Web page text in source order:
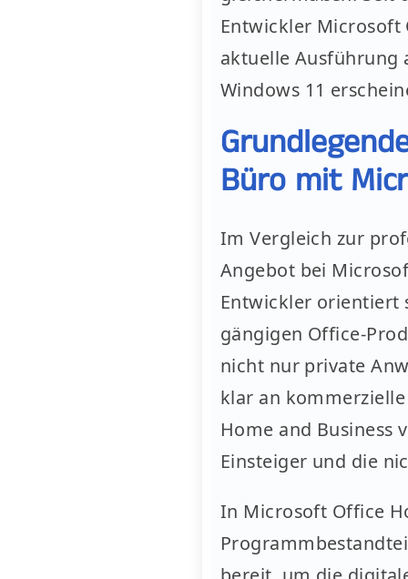
Entwickler Microsoft
aktuelle Ausführung
Windows 11
Büro mit
Im Vergleich zur
Angebot bei
Entwickler orientiert
gängigen Office-
nicht nur private
klar an
Home and Business
Einsteiger und die
In Microsoft Office